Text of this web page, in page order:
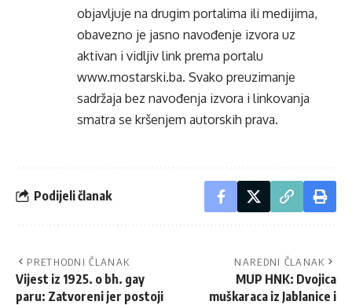
objavljuje na drugim portalima ili medijima,
obavezno je jasno navođenje izvora uz
aktivan i vidljiv link prema portalu
www.mostarski.ba. Svako preuzimanje
sadržaja bez navođenja izvora i linkovanja
smatra se kršenjem autorskih prava.
Podijeli članak
PRETHODNI ČLANAK
Vijest iz 1925. o bh. gay
paru: Zatvoreni jer postoji
NAREDNI ČLANAK
MUP HNK: Dvojica
muškaraca iz Jablanice i